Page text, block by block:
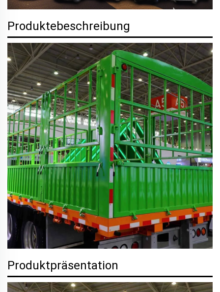
Produktebeschreibung
Produktpräsentation